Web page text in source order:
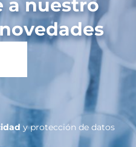
a nuestro
y protección de datos